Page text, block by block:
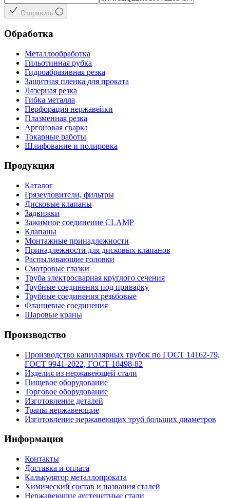
Отправить
Обработка
Металлообработка
Гильотинная рубка
Гидроабразивная резка
Защитная пленка для проката
Лазерная резка
Гибка металла
Перфорация нержавейки
Плазменная резка
Аргоновая сварка
Токарные работы
Шлифование и полировка
Продукция
Каталог
Грязеуловители, фильтры
Дисковые клапаны
Задвижки
Зажимное соединение CLAMP
Клапаны
Монтажные принадлежности
Принадлежности для дисковых клапанов
Распыливающие головки
Смотровые глазки
Труба электросварная круглого сечения
Трубные соединения под приварку
Трубные соединения резьбовые
Фланцевые соединения
Шаровые краны
Производство
Производство капиллярных трубок по ГОСТ 14162-79,
ГОСТ 9941-2022, ГОСТ 10498-82
Изделия из нержавеющей стали
Пищевое оборудование
Торговое оборудование
Изготовление деталей
Трапы нержавеющие
Изготовление нержавеющих труб больших диаметров
Информация
Контакты
Доставка и оплата
Калькулятор металлопроката
Химический состав и названия сталей
Нержавеющие аустенитные стали